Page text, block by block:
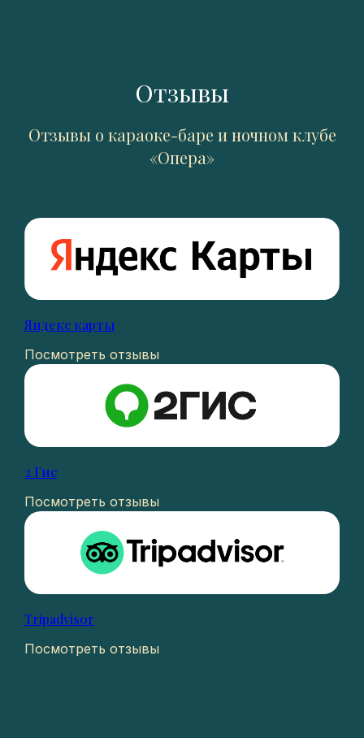
Отзывы
Отзывы о караоке-баре и ночном клубе
«Опера»
Яндекс карты
Посмотреть отзывы
2 Гис
Посмотреть отзывы
Tripadvisor
Посмотреть отзывы